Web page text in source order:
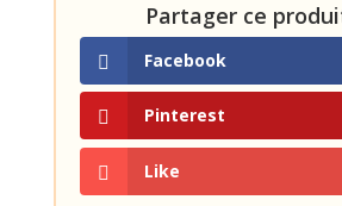
Partager ce
Facebook
Pinterest
Like